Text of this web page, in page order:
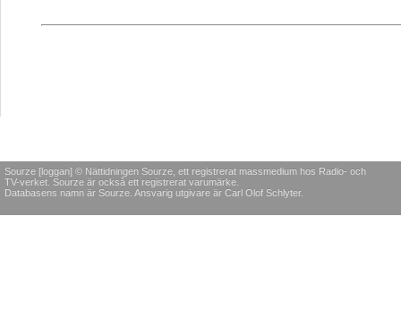
Sourze [loggan] © Nättidningen Sourze, ett registrerat massmedium hos Radio- och
TV-verket. Sourze är också ett registrerat varumärke.
Databasens namn är Sourze. Ansvarig utgivare är Carl Olof Schlyter.